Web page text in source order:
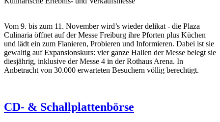
Vom 9. bis zum 11. November wird’s wieder delikat - die Plaza
Culinaria öffnet auf der Messe Freiburg ihre Pforten plus Küchen
und lädt ein zum Flanieren, Probieren und Informieren. Dabei ist sie
gewaltig auf Expansionskurs: vier ganze Hallen der Messe belegt sie
diesjährig, inklusive der Messe 4 in der Rothaus Arena. In
Anbetracht von 30.000 erwarteten Besuchern völlig berechtigt.
CD- & Schallplattenbörse